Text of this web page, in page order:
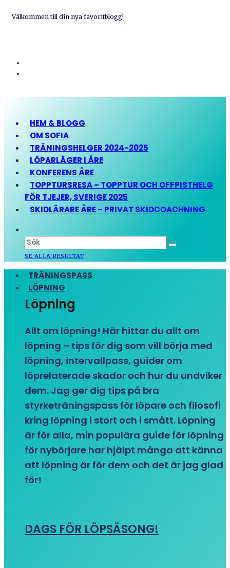
Välkommen till din nya favoritblogg!
HEM & BLOGG
OM SOFIA
TRÄNINGSHELGER 2024-2025
LÖPARLÄGER I ÅRE
KONFERENS ÅRE
TOPPTURSRESA – TOPPTUR OCH OFFPISTHELG
FÖR TJEJER, SVERIGE 2025
SKIDLÄRARE ÅRE – PRIVAT SKIDCOACHNING
SE ALLA RESULTAT
TRÄNINGSPASS
LÖPNING
Löpning
Allt om löpning! Här hittar du allt om
löpning – tips för dig som vill börja med
löpning, intervallpass, guider om
löprelaterade skador och hur du undviker
dem. Jag ger dig tips på bra
styrketräningspass för löpare och filosofi
kring löpning i stort och i smått. Löpning
är för alla, min populära guide för löpning
för nybörjare har hjälpt många att känna
att löpning är för dem och det är jag glad
för!
DAGS FÖR LÖPSÄSONG!